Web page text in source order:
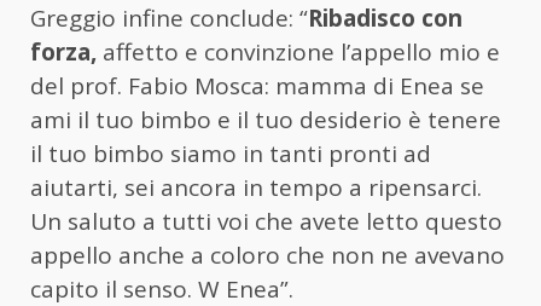
Greggio infine conclude: “Ribadisco con
forza, affetto e convinzione l’appello mio e
del prof. Fabio Mosca: mamma di Enea se
ami il tuo bimbo e il tuo desiderio è tenere
il tuo bimbo siamo in tanti pronti ad
aiutarti, sei ancora in tempo a ripensarci.
Un saluto a tutti voi che avete letto questo
appello anche a coloro che non ne avevano
capito il senso. W Enea”.